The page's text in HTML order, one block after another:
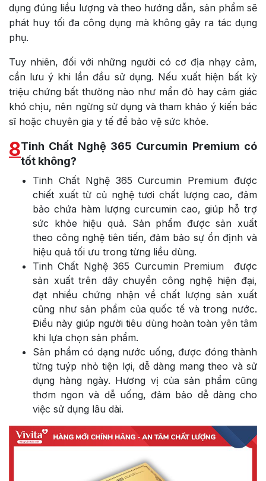
dụng đúng liều lượng và theo hướng dẫn, sản phẩm sẽ
phát huy tối đa công dụng mà không gây ra tác dụng
phụ.
Tuy nhiên, đối với những người có cơ địa nhạy cảm,
cần lưu ý khi lần đầu sử dụng. Nếu xuất hiện bất kỳ
triệu chứng bất thường nào như mẩn đỏ hay cảm giác
khó chịu, nên ngừng sử dụng và tham khảo ý kiến bác
sĩ hoặc chuyên gia y tế để bảo vệ sức khỏe.
8Tinh Chất Nghệ 365 Curcumin Premium có
tốt không?
Tinh Chất Nghệ 365 Curcumin Premium được
chiết xuất từ củ nghệ tươi chất lượng cao, đảm
bảo chứa hàm lượng curcumin cao, giúp hỗ trợ
sức khỏe hiệu quả. Sản phẩm được sản xuất
theo công nghệ tiên tiến, đảm bảo sự ổn định và
hiệu quả tối ưu trong từng liều dùng.
Tinh Chất Nghệ 365 Curcumin Premium được
sản xuất trên dây chuyền công nghệ hiện đại,
đạt nhiều chứng nhận về chất lượng sản xuất
cũng như sản phẩm của quốc tế và trong nước.
Điều này giúp người tiêu dùng hoàn toàn yên tâm
khi lựa chọn sản phẩm.
Sản phẩm có dạng nước uống, được đóng thành
từng tuýp nhỏ tiện lợi, dễ dàng mang theo và sử
dụng hàng ngày. Hương vị của sản phẩm cũng
thơm ngon và dễ uống, đảm bảo dễ dàng cho
việc sử dụng lâu dài.